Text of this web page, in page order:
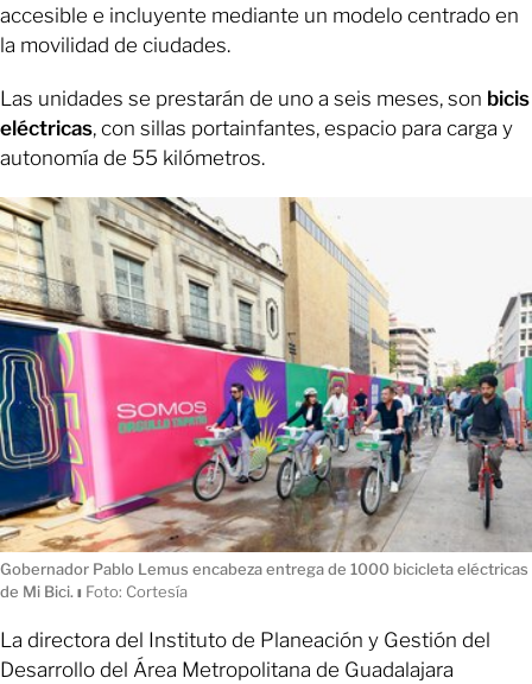
accesible e incluyente mediante un modelo centrado en
la movilidad de ciudades.
Las unidades se prestarán de uno a seis meses, son bicis
eléctricas, con sillas portainfantes, espacio para carga y
autonomía de 55 kilómetros.
Gobernador Pablo Lemus encabeza entrega de 1000 bicicleta eléctricas
de Mi Bici.ı Foto: Cortesía
La directora del Instituto de Planeación y Gestión del
Desarrollo del Área Metropolitana de Guadalajara